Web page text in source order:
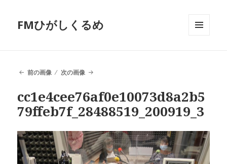
FMひがしくるめ
前の画像 次の画像
cc1e4cee76af0e10073d8a2b5
79ffeb7f_28488519_200919_3